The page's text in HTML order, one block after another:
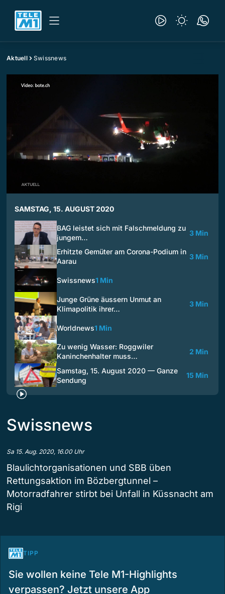
Aktuell Swissnews
SAMSTAG, 15. AUGUST 2020
BAG leistet sich mit Falschmeldung zu
jungem…
3 Min
Erhitzte Gemüter am Corona-Podium in
Aarau
3 Min
Swissnews1 Min
Junge Grüne äussern Unmut an
Klimapolitik ihrer…
3 Min
Worldnews1 Min
Zu wenig Wasser: Roggwiler
Kaninchenhalter muss…
2 Min
Samstag, 15. August 2020 — Ganze
Sendung
15 Min
Swissnews
Sa 15. Aug. 2020, 16.00 Uhr
Blaulichtorganisationen und SBB üben
Rettungsaktion im Bözbergtunnel –
Motorradfahrer stirbt bei Unfall in Küssnacht am
Rigi
TIPP
Sie wollen keine Tele M1-Highlights
verpassen? Jetzt unsere App